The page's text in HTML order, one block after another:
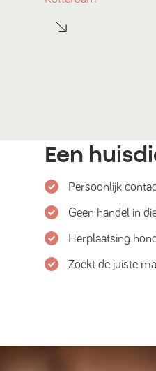
Een
Persoonlijk
Geen handel in
Herplaatsing
Zoekt de juiste